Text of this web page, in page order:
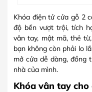
Khóa điện tử cửa gỗ 2
độ bền vượt trội, tích
vân tay, mật mã, thẻ
bạn không còn phải lo
mở cửa dễ dàng, đồng
nhà của mình.
Khóa vân tay cho